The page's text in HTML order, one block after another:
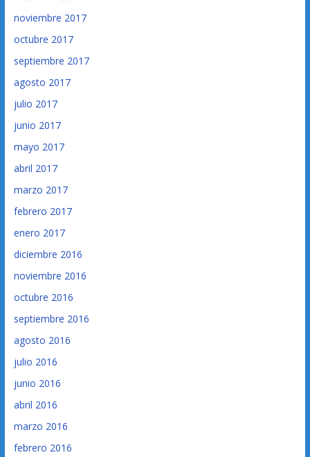
noviembre 2017
octubre 2017
septiembre 2017
agosto 2017
julio 2017
junio 2017
mayo 2017
abril 2017
marzo 2017
febrero 2017
enero 2017
diciembre 2016
noviembre 2016
octubre 2016
septiembre 2016
agosto 2016
julio 2016
junio 2016
abril 2016
marzo 2016
febrero 2016